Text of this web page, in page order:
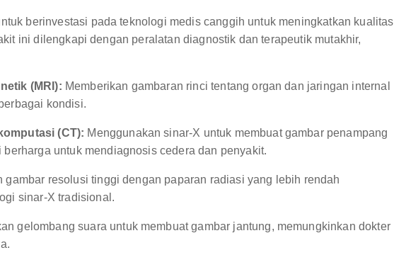
berinvestasi pada teknologi medis canggih untuk meningkatkan kualitas
ini dilengkapi dengan peralatan diagnostik dan terapeutik mutakhir,
(MRI): Memberikan gambaran rinci tentang organ dan jaringan internal
kondisi.
(CT): Menggunakan sinar-X untuk membuat gambar penampang
untuk mendiagnosis cedera dan penyakit.
gambar resolusi tinggi dengan paparan radiasi yang lebih rendah
sinar-X tradisional.
gelombang suara untuk membuat gambar jantung, memungkinkan dokter